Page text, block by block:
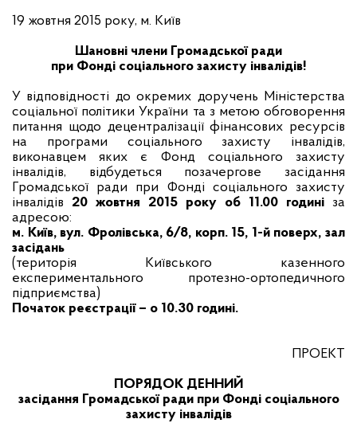
19 жовтня 2015 року, м. Київ
Шановні члени Громадської ради
при Фонді соціального захисту інвалідів!
У відповідності до окремих доручень Міністерства
соціальної політики України та з метою обговорення
питання щодо децентралізації фінансових ресурсів
на програми соціального захисту інвалідів,
виконавцем яких є Фонд соціального захисту
інвалідів, відбудеться позачергове засідання
Громадської ради при Фонді соціального захисту
інвалідів 20 жовтня 2015 року об 11.00 годині за
адресою:
м. Київ, вул. Фролівська, 6/8, корп. 15, 1-й поверх, зал
засідань
(територія Київського казенного
експериментального протезно-ортопедичного
підприємства)
Початок реєстрації – о 10.30 годині.
ПРОЕКТ
ПОРЯДОК ДЕННИЙ
засідання Громадської ради при Фонді соціального
захисту інвалідів